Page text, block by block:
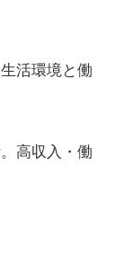
活環境と働
高収入・働